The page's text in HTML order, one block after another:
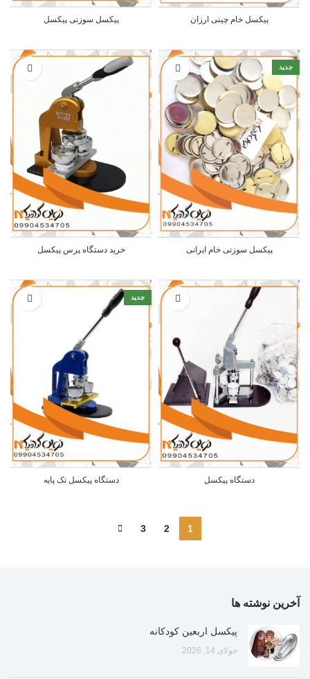
پیکسل خام چینی ارزان پیکسل سوزنی پیکسل
جدید
پیکسل سوزنی خام ایرانی خرید دستگاه پرس پیکسل
دستگاه پیکسل
جدید
دستگاه پیکسل تک پایه
1
2
3
آخرین نوشته ها
پیکسل اربعین کودکانه
جولای 14, 2026